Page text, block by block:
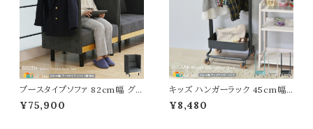
ブースタイプソファ 82cm幅 グレ
ー パーテーションソファ パネルソ
ファ パネルチェア 間仕切りソファ
¥75,900
キッズ ハンガーラック 45cm幅
ホワイト グレー ターコイズブルー
ハンガーラック キャスター付きハ
¥8,480